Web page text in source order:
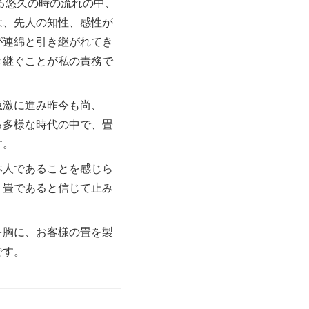
先人の知性、感性が
綿と引き継がれてき
ぐことが私の責務で
に進み昨今も尚、
様な時代の中で、畳
であることを感じら
であると信じて止み
に、お客様の畳を製
。